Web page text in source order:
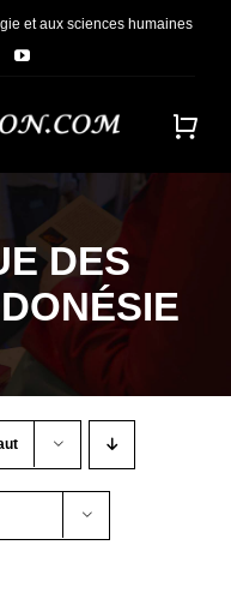
et aux sciences humaines
DES